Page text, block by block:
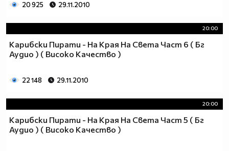
20 925 29.11.2010
20:00
Карибски Пирати - На Края На Света Част 6 ( Бг
Аудио ) ( Високо Качество )
22 148 29.11.2010
20:00
Карибски Пирати - На Края На Света Част 5 ( Бг
Аудио ) ( Високо Качество )